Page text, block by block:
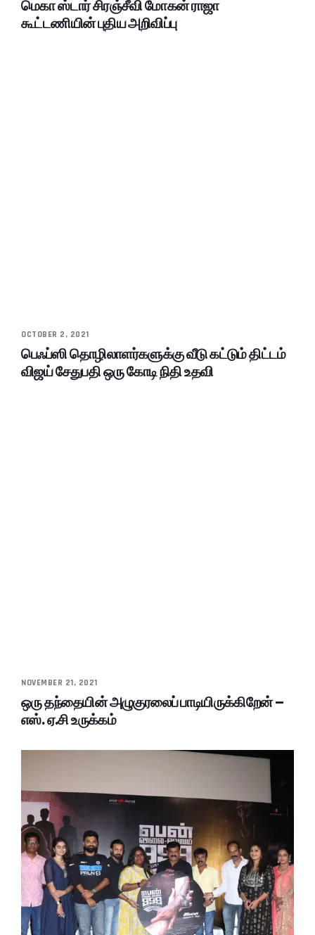
மெகா ஸ்டார் சிரஞ்சீவி மோகன் ராஜா
கூட்டணியின் புதிய அறிவிப்பு
OCTOBER 2, 2021
பெஃப்ஸி தொழிலாளர்களுக்கு வீடு கட்டும் திட்டம்
விஜய் சேதுபதி ஒரு கோடி நிதி உதவி
NOVEMBER 21, 2021
ஒரு தந்தையின் அழுகுரலைப் பாடியிருக்கிறேன் –
எஸ். ஏ.சி உருக்கம்